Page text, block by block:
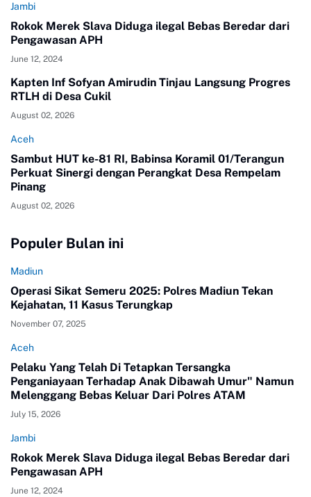
Jambi
Rokok Merek Slava Diduga ilegal Bebas Beredar dari
Pengawasan APH
June 12, 2024
Kapten Inf Sofyan Amirudin Tinjau Langsung Progres
RTLH di Desa Cukil
August 02, 2026
Aceh
Sambut HUT ke-81 RI, Babinsa Koramil 01/Terangun
Perkuat Sinergi dengan Perangkat Desa Rempelam
Pinang
August 02, 2026
Populer Bulan ini
Madiun
Operasi Sikat Semeru 2025: Polres Madiun Tekan
Kejahatan, 11 Kasus Terungkap
November 07, 2025
Aceh
Pelaku Yang Telah Di Tetapkan Tersangka
Penganiayaan Terhadap Anak Dibawah Umur" Namun
Melenggang Bebas Keluar Dari Polres ATAM
July 15, 2026
Jambi
Rokok Merek Slava Diduga ilegal Bebas Beredar dari
Pengawasan APH
June 12, 2024